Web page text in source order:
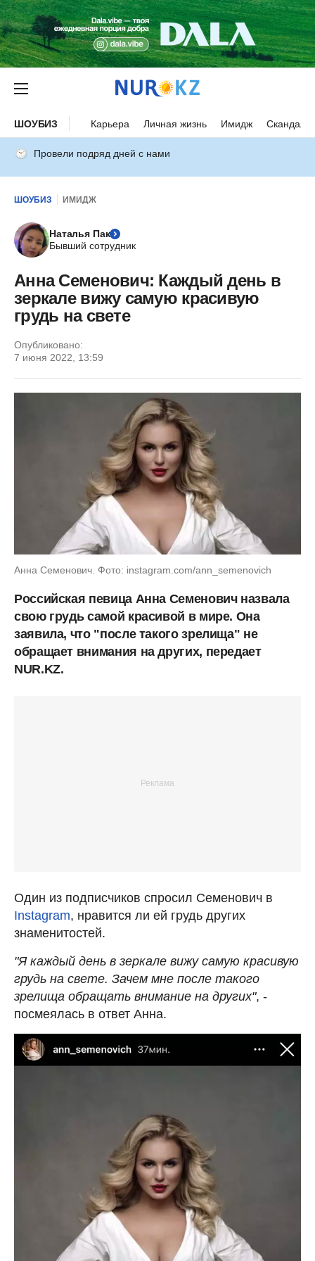
ШОУБИЗ Карьера Личная жизнь Имидж Скандалы
Провели подряд дней с нами
ШОУБИЗ ИМИДЖ
Наталья Пак
Бывший сотрудник
Анна Семенович: Каждый день в
зеркале вижу самую красивую
грудь на свете
Опубликовано:
7 июня 2022, 13:59
Анна Семенович. Фото: instagram.com/ann_semenovich
Российская певица Анна Семенович назвала
свою грудь самой красивой в мире. Она
заявила, что "после такого зрелища" не
обращает внимания на других, передает
NUR.KZ.
Один из подписчиков спросил Семенович в
Instagram, нравится ли ей грудь других
знаменитостей.
"Я каждый день в зеркале вижу самую красивую
грудь на свете. Зачем мне после такого
зрелища обращать внимание на других", -
посмеялась в ответ Анна.